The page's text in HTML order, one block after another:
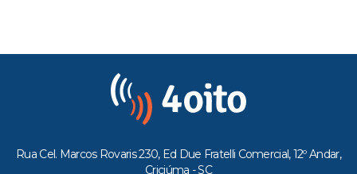
Rua Cel. Marcos Rovaris 230, Ed Due Fratelli Comercial, 12º Andar,
Criciúma - SC